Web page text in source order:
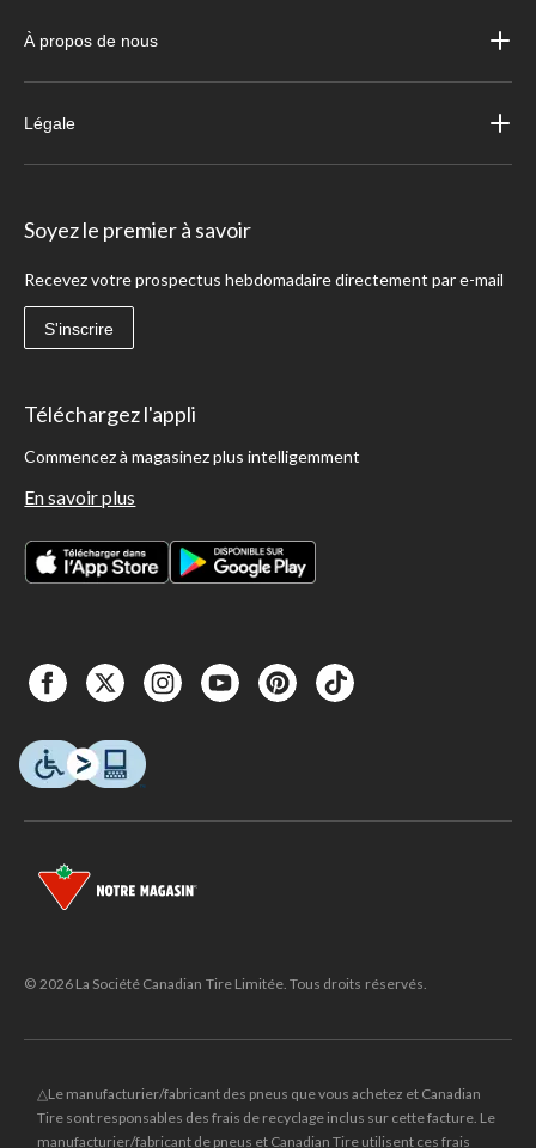
À propos de nous
Légale
Soyez le premier à savoir
Recevez votre prospectus hebdomadaire directement par e-mail
S'inscrire
Téléchargez l'appli
Commencez à magasinez plus intelligemment
En savoir plus
© 2026 La Société Canadian Tire Limitée. Tous droits réservés.
△Le manufacturier/fabricant des pneus que vous achetez et Canadian
Tire sont responsables des frais de recyclage inclus sur cette facture. Le
manufacturier/fabricant de pneus et Canadian Tire utilisent ces frais